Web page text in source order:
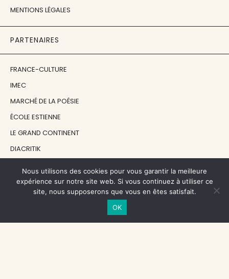
MENTIONS LÉGALES
PARTENAIRES
FRANCE-CULTURE
IMEC
MARCHÉ DE LA POÉSIE
ÉCOLE ESTIENNE
LE GRAND CONTINENT
DIACRITIK
NOS SOUTIENS
CENTRE NATIONAL DU LIVRE
Nous utilisons des cookies pour vous garantir la meilleure
expérience sur notre site web. Si vous continuez à utiliser ce
site, nous supposerons que vous en êtes satisfait.
OK